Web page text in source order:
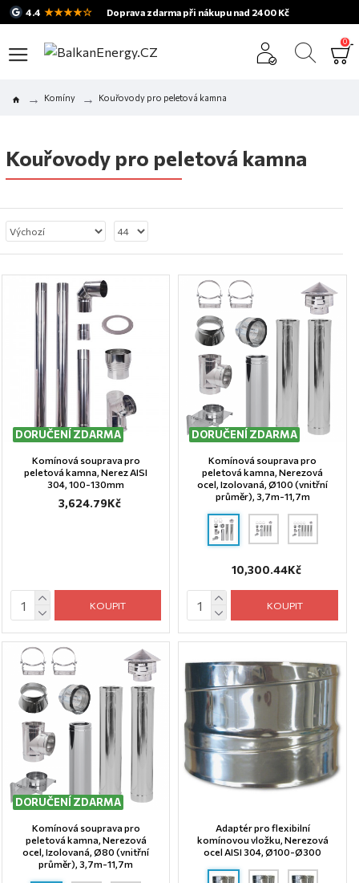
4.4 ★★★★☆ Doprava zdarma při nákupu nad 2400 Kč
0
Komíny Kouřovody pro peletová kamna
Kouřovody pro peletová kamna
DORUČENÍ ZDARMA
Komínová souprava pro
peletová kamna, Nerez AISI
304, 100-130mm
3,624.79Kč
KOUPIT
DORUČENÍ ZDARMA
Komínová souprava pro
peletová kamna, Nerezová
ocel, Izolovaná, Ø100 (vnitřní
průměr), 3,7m-11,7m
10,300.44Kč
KOUPIT
DORUČENÍ ZDARMA
Komínová souprava pro
peletová kamna, Nerezová
ocel, Izolovaná, Ø80 (vnitřní
průměr), 3,7m-11,7m
Adaptér pro flexibilní
komínovou vložku, Nerezová
ocel AISI 304, Ø100-Ø300